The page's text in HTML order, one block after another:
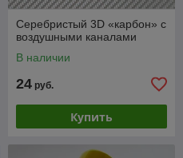
Серебристый 3D «карбон» с
воздушными каналами
В наличии
24 руб.
Купить